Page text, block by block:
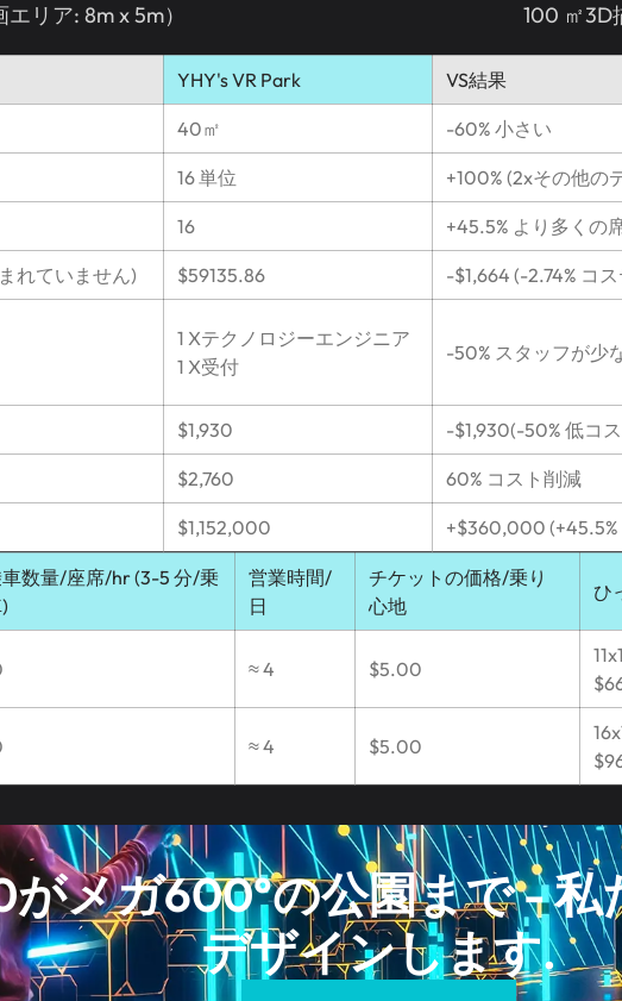
リア: 8m x 5m） 100 ㎡3D
YHY's VR Park VS結果
40㎡ -60% 小さい
16 単位 +100% (2xその他の
16 +45.5% より多くの
れていません) $59135.86 -$1,664 (-2.74% コ
1 Xテクノロジーエンジニア
1 X受付
-50% スタッフが少
$1,930 -$1,930(-50% 低コ
$2,760 60% コスト削減
$1,152,000 +$360,000 (+45.5%
数量/座席/hr (3-5 分/乗
営業時間/
日
チケットの価格/乗り
心地
ひ
≈ 4 $5.00
≈ 4 $5.00
がメガ600°の公園まで -
デザインします.